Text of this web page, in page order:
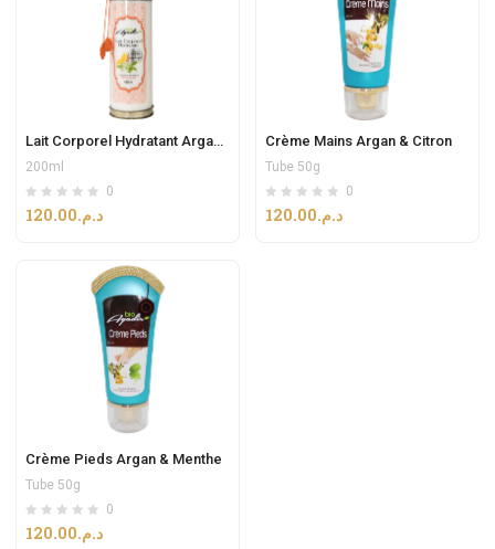
Lait Corporel Hydratant Argan & Fleur d’Oranger
200ml
0
د.م.120.00
Crème Mains Argan & Citron
Tube 50g
0
د.م.120.00
Crème Pieds Argan & Menthe
Tube 50g
0
د.م.120.00